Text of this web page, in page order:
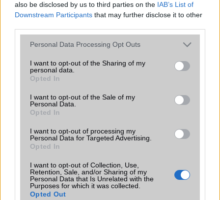
also be disclosed by us to third parties on the IAB’s List of
Downstream Participants that may further disclose it to other
Please note that this website/app uses one or more Google
not limited to your visit or usage behaviour. You may click to
grant or deny consent to Google and its third-party tags to
use your data for below specified purposes in below Google
consent section.
Personal Data Processing Opt Outs
I want to opt-out of the Sharing of my
personal data.
Opted In
I want to opt-out of the Sale of my
Personal Data.
Opted In
I want to opt-out of processing my
Personal Data for Targeted Advertising.
Opted In
I want to opt-out of Collection, Use,
Retention, Sale, and/or Sharing of my
Personal Data that Is Unrelated with the
Purposes for which it was collected.
Opted Out
Samsung Galaxy S4 képstabilizátora, így autóra kötötték
és megkergették a hegyekben, S4-gyel a lökhárítón.
KAPCSOLÓDÓ HÍREK
HTC 8X teszt: lehet belõle nagy durranás?
Lumia: képeken az Amber frissítés, lesz képernyővédő óra
Színes és méretes: megjelent a Nokia Lumia 625
Komolyabb személyre szabás jöhet a WP 8.1-ben?